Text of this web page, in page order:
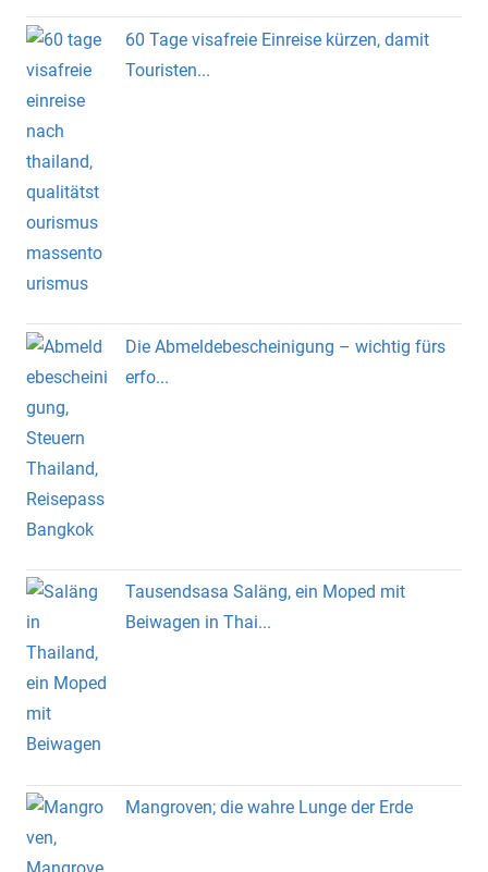
60 Tage visafreie Einreise kürzen, damit
Touristen...
Die Abmeldebescheinigung – wichtig fürs
erfo...
Tausendsasa Saläng, ein Moped mit
Beiwagen in Thai...
Mangroven; die wahre Lunge der Erde